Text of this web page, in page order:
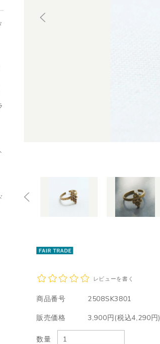
レビューを書く
商品番号
2508SK3801
販売価格
3,900円(税込4,290円)
数量